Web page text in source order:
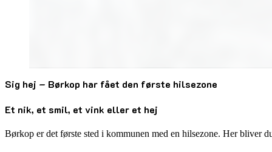
Sig hej – Børkop har fået den første hilsezone
Et nik, et smil, et vink eller et hej
Børkop er det første sted i kommunen med en hilsezone. Her bliver